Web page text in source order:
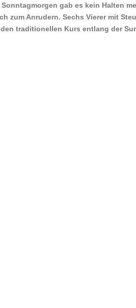
gab es kein Halten
zum Anrudern. Sechs Vierer mit
traditionellen Kurs entlang der